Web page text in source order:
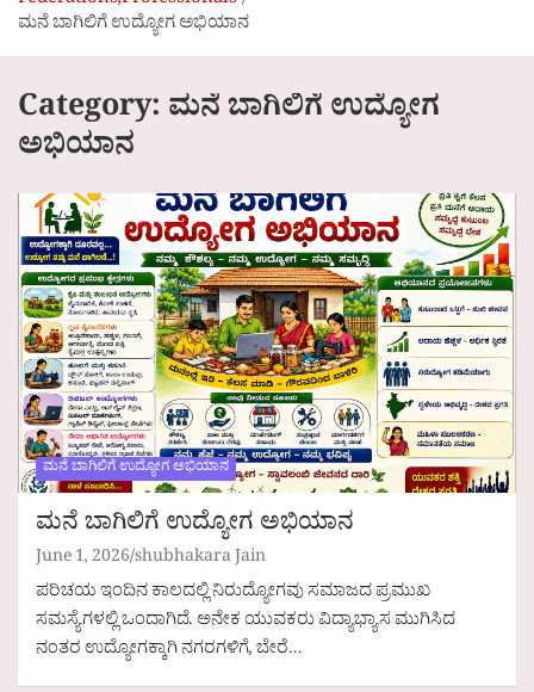
ಮನೆ ಬಾಗಿಲಿಗೆ ಉದ್ಯೋಗ ಅಭಿಯಾನ
Category: ಮನೆ ಬಾಗಿಲಿಗೆ ಉದ್ಯೋಗ
ಅಭಿಯಾನ
ಮನೆ ಬಾಗಿಲಿಗೆ ಉದ್ಯೋಗ ಅಭಿಯಾನ
ಮನೆ ಬಾಗಿಲಿಗೆ ಉದ್ಯೋಗ ಅಭಿಯಾನ
June 1, 2026 shubhakara Jain
ಪರಿಚಯ ಇಂದಿನ ಕಾಲದಲ್ಲಿ ನಿರುದ್ಯೋಗವು ಸಮಾಜದ ಪ್ರಮುಖ
ಸಮಸ್ಯೆಗಳಲ್ಲಿ ಒಂದಾಗಿದೆ. ಅನೇಕ ಯುವಕರು ವಿದ್ಯಾಭ್ಯಾಸ ಮುಗಿಸಿದ
ನಂತರ ಉದ್ಯೋಗಕ್ಕಾಗಿ ನಗರಗಳಿಗೆ, ಬೇರೆ…